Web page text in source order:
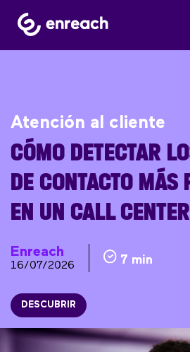
Atención al cliente
CÓMO DETECTAR
DE CONTACTO MÁS
EN UN CALL CENTER
Enreach
16/07/2026 7 min
DESCUBRIR